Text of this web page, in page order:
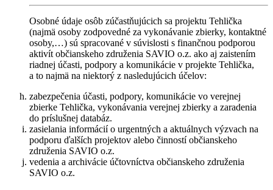
Osobné údaje osôb zúčastňujúcich sa projektu Tehlička
(najmä osoby zodpovedné za vykonávanie zbierky, kontaktné
osoby,…) sú spracované v súvislosti s finančnou podporou
aktivít občianskeho združenia SAVIO o.z. ako aj zaistením
riadnej účasti, podpory a komunikácie v projekte Tehlička,
a to najmä na niektorý z nasledujúcich účelov:
zabezpečenia účasti, podpory, komunikácie vo verejnej
zbierke Tehlička, vykonávania verejnej zbierky a zaradenia
do príslušnej databáz.
zasielania informácií o urgentných a aktuálnych výzvach na
podporu ďalších projektov alebo činností občianskeho
združenia SAVIO o.z.
vedenia a archivácie účtovníctva občianskeho združenia
SAVIO o.z.